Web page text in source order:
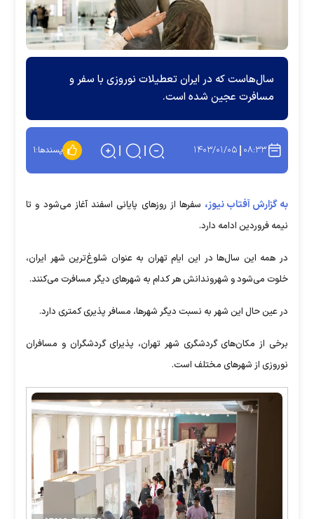
سال‌هاست که در ایران تعطیلات نوروزی با سفر و
مسافرت عجین شده است.
۰۸:۳۳ ۱۴۰۳/۰۱/۰۵ پسندها:۱
به گزارش آفتاب نیوز، سفرها از روزهای پایانی اسفند آغاز می‌شود و تا
نیمه فروردین ادامه دارد.
در همه‌ این سال‌ها در این ایام تهران به عنوان شلوغ‌ترین شهر ایران،
خلوت می‌شود و شهروندانش هر کدام به شهرهای دیگر مسافرت می‌کنند.
در عین حال این شهر به نسبت دیگر شهرها، مسافر پذیری کمتری دارد.
برخی از مکان‌های گردشگری شهر تهران، پذیرای گردشگران و مسافران
نوروزی از شهرهای مختلف است.